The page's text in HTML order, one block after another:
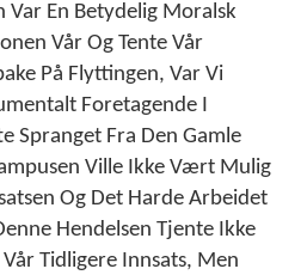
Var En Betydelig Moralsk
Vår Og Tente Vår
På Flyttingen, Var Vi
Foretagende I
Spranget Fra Den Gamle
Ville Ikke Vært Mulig
Og Det Harde Arbeidet
Hendelsen Tjente Ikke
Tidligere Innsats, Men